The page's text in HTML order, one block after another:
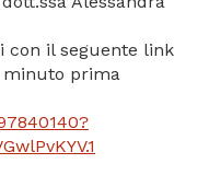
con il seguente link
minuto prima